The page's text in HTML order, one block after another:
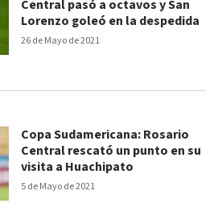
26 de Mayo de 2021
Central pasó a octavos y San
Lorenzo goleó en la despedida
5 de Mayo de 2021
Copa Sudamericana: Rosario
Central rescató un punto en su
visita a Huachipato